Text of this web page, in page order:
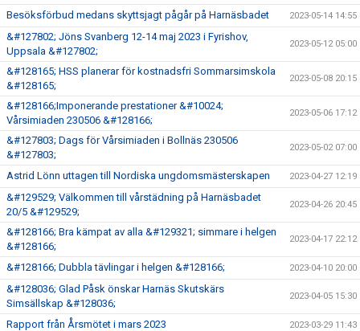
Besöksförbud medans skyttsjagt pågår på Harnäsbadet 2023-05-14 14:55
&#127802; Jöns Svanberg 12-14 maj 2023 i Fyrishov,
Uppsala &#127802;
2023-05-12 05:00
&#128165; HSS planerar för kostnadsfri Sommarsimskola
&#128165;
2023-05-08 20:15
&#128166;Imponerande prestationer &#10024;
Vårsimiaden 230506 &#128166;
2023-05-06 17:12
&#127803; Dags för Vårsimiaden i Bollnäs 230506
&#127803;
2023-05-02 07:00
Astrid Lönn uttagen till Nordiska ungdomsmästerskapen 2023-04-27 12:19
&#129529; Välkommen till vårstädning på Harnäsbadet
20/5 &#129529;
2023-04-26 20:45
&#128166; Bra kämpat av alla &#129321; simmare i helgen
&#128166;
2023-04-17 22:12
&#128166; Dubbla tävlingar i helgen &#128166; 2023-04-10 20:00
&#128036; Glad Påsk önskar Harnäs Skutskärs
Simsällskap &#128036;
2023-04-05 15:30
Rapport från Årsmötet i mars 2023 2023-03-29 11:43